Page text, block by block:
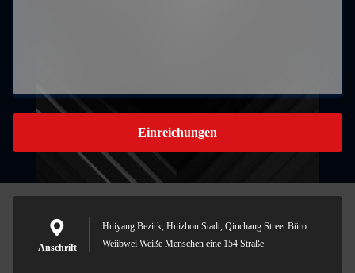
Einreichungen
Anschrift
Huiyang Bezirk, Huizhou Stadt, Qiuchang Street Büro
Weiibwei Weiße Menschen eine 154 Straße